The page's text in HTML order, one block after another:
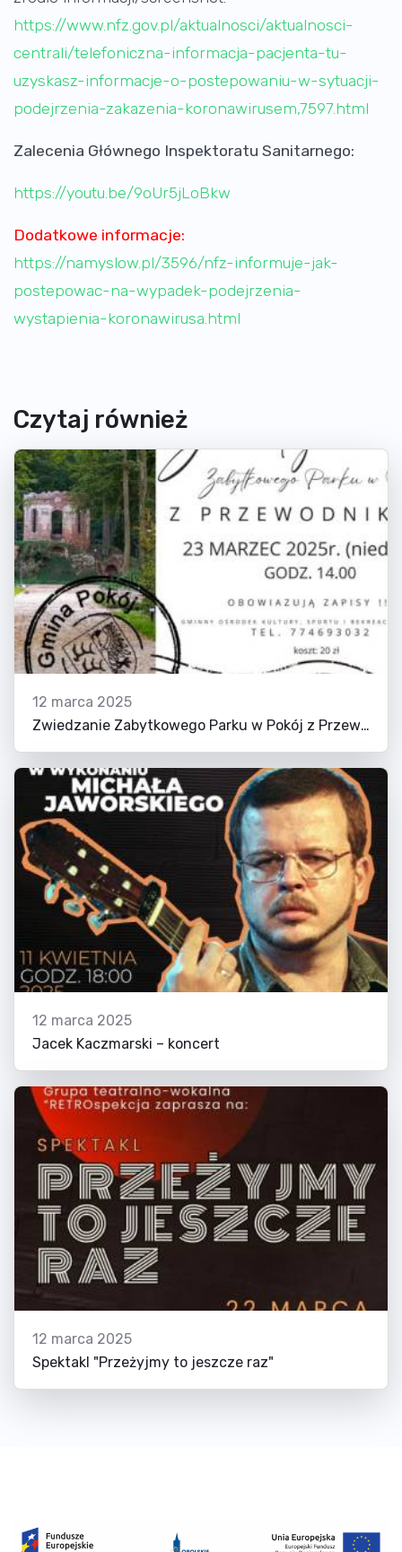
https://www.nfz.gov.pl/aktualnosci/aktualnosci-
centrali/telefoniczna-informacja-pacjenta-tu-
uzyskasz-informacje-o-postepowaniu-w-sytuacji-
podejrzenia-zakazenia-koronawirusem,7597.html
Zalecenia Głównego Inspektoratu Sanitarnego:
https://youtu.be/9oUr5jLoBkw
Dodatkowe informacje:
https://namyslow.pl/3596/nfz-informuje-jak-
postepowac-na-wypadek-podejrzenia-
wystapienia-koronawirusa.html
Czytaj również
12 marca 2025
Zwiedzanie Zabytkowego Parku w Pokój z Przewodnikiem
12 marca 2025
Jacek Kaczmarski – koncert
12 marca 2025
Spektakl "Przeżyjmy to jeszcze raz"